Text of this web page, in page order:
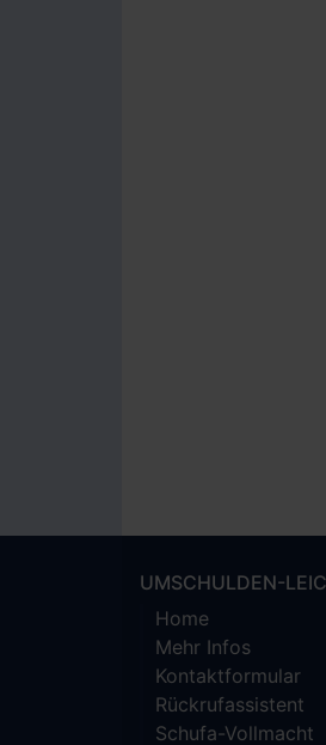
UMSCHULDEN-
Home
Mehr Infos
Kontaktformular
Rückrufassistent
Schufa-Vollmacht